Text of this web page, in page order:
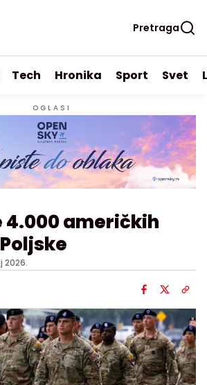
Pretraga
Tech Hronika Sport Svet
OGLASI
4.000 američkih
2026.